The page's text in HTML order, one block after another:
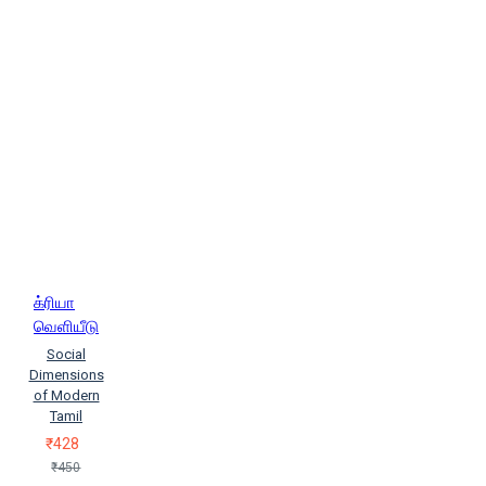
க்ரியா
வெளியீடு
Social
Dimensions
of Modern
Tamil
₹428
₹450